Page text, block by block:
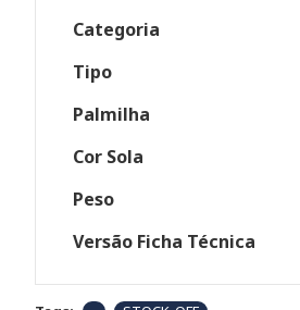
Categoria
Tipo
Palmilha
Cor Sola
Peso
Versão Ficha Técnica